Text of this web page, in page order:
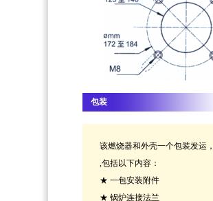
包装
该燃烧器和外壳一个包装发运
,包括以下内容：
★ 一包安装附件
★ 锅炉连接法兰